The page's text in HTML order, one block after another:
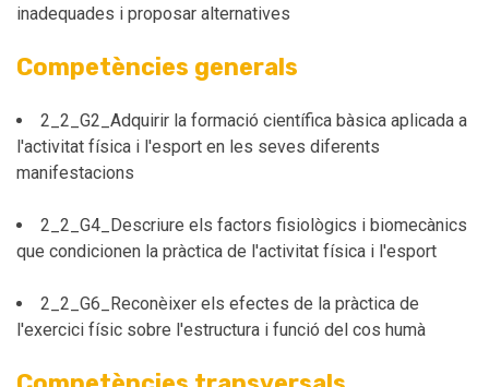
inadequades i proposar alternatives
Competències generals
2_2_G2_Adquirir la formació científica bàsica aplicada a
l'activitat física i l'esport en les seves diferents
manifestacions
2_2_G4_Descriure els factors fisiològics i biomecànics
que condicionen la pràctica de l'activitat física i l'esport
2_2_G6_Reconèixer els efectes de la pràctica de
l'exercici físic sobre l'estructura i funció del cos humà